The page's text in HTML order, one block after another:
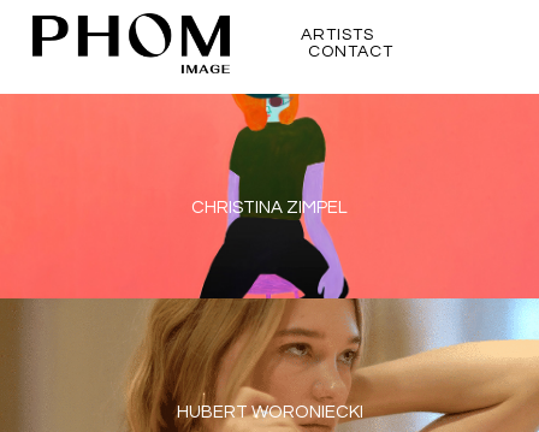
ARTISTS
CONTACT
CHRISTINA ZIMPEL
HUBERT WORONIECKI